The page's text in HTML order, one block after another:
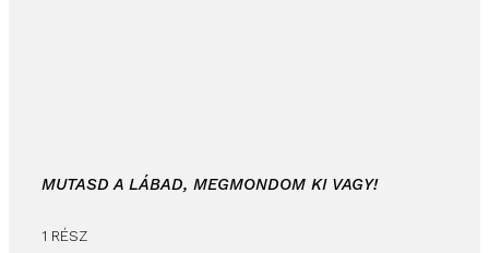
MUTASD A LÁBAD, MEGMONDOM KI VAGY!
1 RÉSZ